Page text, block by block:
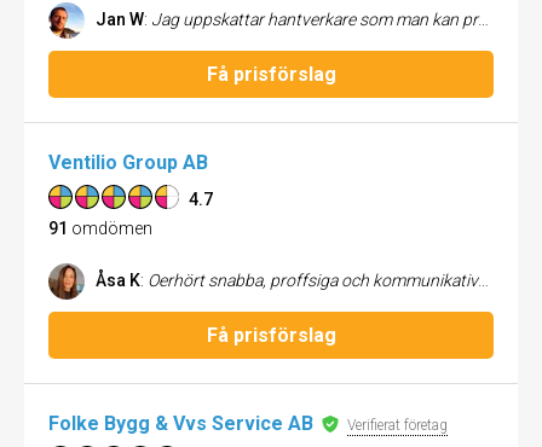
Jan W: Jag uppskattar hantverkare som man kan prata med och diskutera steg för steg hur man löser de frågor som uppkommer, och precis det har Nedstedt varit: tillmötesgående, lösningsorienterade, pålitliga och lätta att prata med. Rekommenderar starkt.
Få prisförslag
Ventilio Group AB
4.7
91 omdömen
Åsa K: Oerhört snabba, proffsiga och kommunikativa! Ett problem med ventilationen i vår lght riskerade att hindra vårt renovering: Ventilios personal var snabba och gav sig inte förrän frågan var löst. Kan verkligen rekommendera för alla.
Få prisförslag
Folke Bygg & Vvs Service AB Verifierat företag